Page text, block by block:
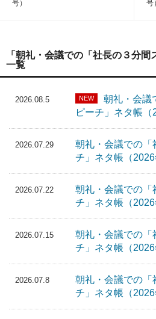
号）
号）
「朝礼・会議での「社長の３分
一覧
2026.08.5 NEW
朝礼・会議
ピーチ」ネタ帳（
2026.07.29
朝礼・会議での「
チ」ネタ帳（2026
2026.07.22
朝礼・会議での「
チ」ネタ帳（2026
2026.07.15
朝礼・会議での「
チ」ネタ帳（2026
2026.07.8
朝礼・会議での「
チ」ネタ帳（2026